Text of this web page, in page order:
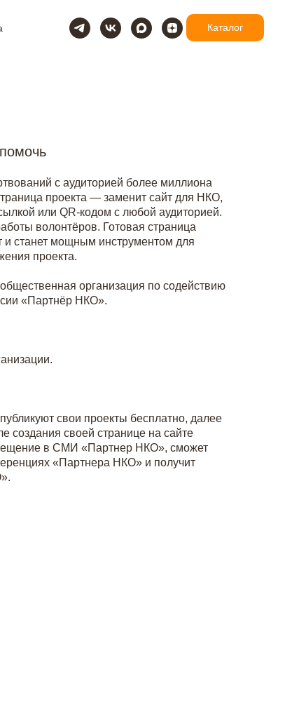
Каталог
с аудиторией более миллиона
проекта — заменит сайт для НКО,
или QR-кодом с любой аудиторией.
волонтёров. Готовая страница
и станет мощным инструментом для
проекта.
организация по содействию
«Партнёр НКО».
свои проекты бесплатно, далее
создания своей странице на сайте
в СМИ «Партнер НКО», сможет
«Партнера НКО» и получит